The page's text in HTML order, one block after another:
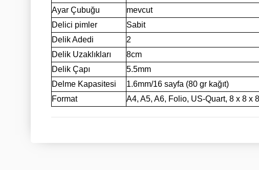
Ayar Çubuğu
mevcut
Delici pimler
Sabit
Delik Adedi
2
Delik Uzaklıkları
8cm
Delik Çapı
5.5mm
Delme Kapasitesi
1.6mm/16 sayfa (80 gr kağıt)
Format
A4, A5, A6, Folio, US-Quart, 8 x 8 x